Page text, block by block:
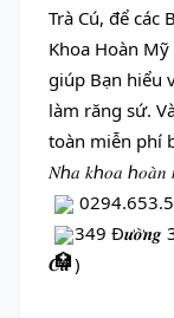
Trà Cú, để các
Khoa Hoàn
giúp Bạn hiểu
làm răng sứ.
toàn miễn phí
𝑁ℎ𝑎 𝑘ℎ𝑜𝑎 ℎ𝑜𝑎̀𝑛
349 Đ𝒖̛𝒐̛̀𝒏𝒈
𝑪𝒖́ )